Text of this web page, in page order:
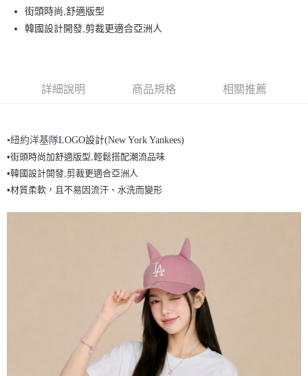
街口支付
全家取貨付款<未取貨列黑名單/不支援離島取退>
全家取貨<不支援離島取退>
每筆NT$60，滿NT$499(含以上)免運費
7-11取貨付款<未取貨列黑名單/不支援離島取退>
每筆NT$60，滿NT$499(含以上)免運費
每筆NT$80，滿NT$699(含以上)免運費
街頭時尚,舒適版型
韓國設計開發,剪裁更適合亞洲人
詳細說明 商品規格 相關推薦
•紐約洋基隊LOGO設計(New York Yankees)
•街頭時尚加舒適版型,輕鬆搭配潮流品味
•韓國設計開發,剪裁更適合亞洲人
•材質柔軟，且不易因流汗、水洗而變形